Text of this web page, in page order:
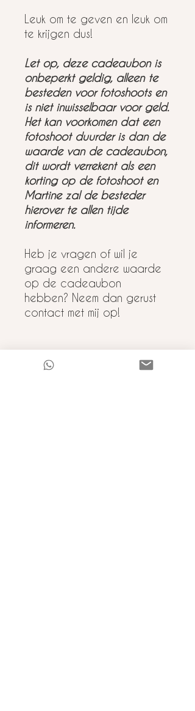
Leuk om te geven en leuk om
te krijgen dus!
Let op, deze cadeaubon is
onbeperkt geldig, alleen te
besteden voor fotoshoots en
is niet inwisselbaar voor geld.
Het kan voorkomen dat een
fotoshoot duurder is dan de
waarde van de cadeaubon,
dit wordt verrekent als een
korting op de fotoshoot en
Martine zal de besteder
hierover te allen tijde
informeren.
Heb je vragen of wil je
graag een andere waarde
op de cadeaubon
hebben? Neem dan gerust
contact met mij op!
Retourneren